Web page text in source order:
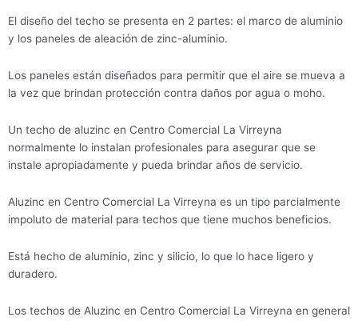
El diseño del techo se presenta en 2 partes: el marco de aluminio
y los paneles de aleación de zinc-aluminio.
Los paneles están diseñados para permitir que el aire se mueva a
la vez que brindan protección contra daños por agua o moho.
Un techo de aluzinc en Centro Comercial La Virreyna
normalmente lo instalan profesionales para asegurar que se
instale apropiadamente y pueda brindar años de servicio.
Aluzinc en Centro Comercial La Virreyna es un tipo parcialmente
impoluto de material para techos que tiene muchos beneficios.
Está hecho de aluminio, zinc y silicio, lo que lo hace ligero y
duradero.
Los techos de Aluzinc en Centro Comercial La Virreyna en general